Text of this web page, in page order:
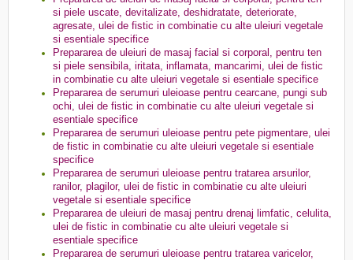
si piele uscate, devitalizate, deshidratate, deteriorate,
agresate, ulei de fistic in combinatie cu alte uleiuri vegetale
si esentiale specifice
Prepararea de uleiuri de masaj facial si corporal, pentru ten
si piele sensibila, iritata, inflamata, mancarimi, ulei de fistic
in combinatie cu alte uleiuri vegetale si esentiale specifice
Prepararea de serumuri uleioase pentru cearcane, pungi sub
ochi, ulei de fistic in combinatie cu alte uleiuri vegetale si
esentiale specifice
Prepararea de serumuri uleioase pentru pete pigmentare, ulei
de fistic in combinatie cu alte uleiuri vegetale si esentiale
specifice
Prepararea de serumuri uleioase pentru tratarea arsurilor,
ranilor, plagilor, ulei de fistic in combinatie cu alte uleiuri
vegetale si esentiale specifice
Prepararea de uleiuri de masaj pentru drenaj limfatic, celulita,
ulei de fistic in combinatie cu alte uleiuri vegetale si
esentiale specifice
Prepararea de serumuri uleioase pentru tratarea varicelor,